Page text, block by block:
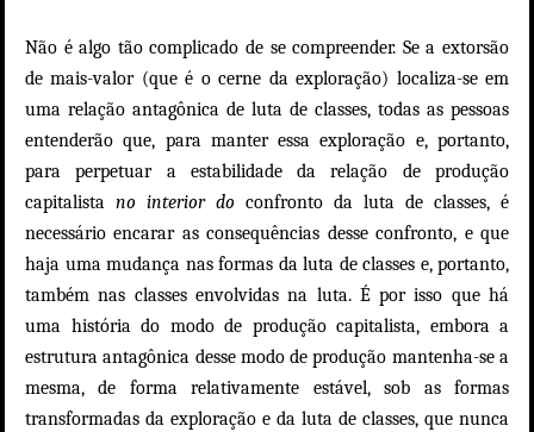
Não é algo tão complicado de se compreender. Se a extorsão
de mais-valor (que é o cerne da exploração) localiza-se em
uma relação antagônica de luta de classes, todas as pessoas
entenderão que, para manter essa exploração e, portanto,
para perpetuar a estabilidade da relação de produção
capitalista no interior do confronto da luta de classes, é
necessário encarar as consequências desse confronto, e que
haja uma mudança nas formas da luta de classes e, portanto,
também nas classes envolvidas na luta. É por isso que há
uma história do modo de produção capitalista, embora a
estrutura antagônica desse modo de produção mantenha-se a
mesma, de forma relativamente estável, sob as formas
transformadas da exploração e da luta de classes, que nunca